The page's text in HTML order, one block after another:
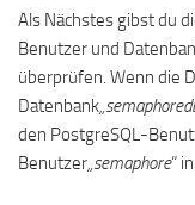
Als Nächstes gibst du
Benutzer und
überprüfen. Wenn die
Datenbank
den PostgreSQL-
Benutzer„semaphore“